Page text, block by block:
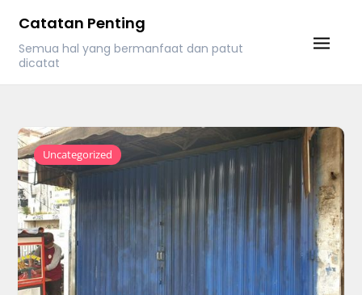
content
Catatan Penting
Semua hal yang bermanfaat dan patut
dicatat
Uncategorized